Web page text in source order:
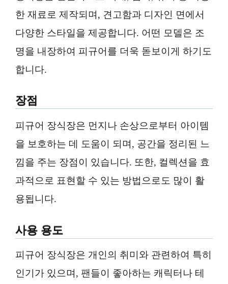
한 재료로 제작되며, 견고함과 디자인 면에서
다양한 스타일을 제공합니다. 어떤 모델은 조
명을 내장하여 피규어를 더욱 돋보이게 하기도
합니다.
장점
피규어 장식장은 먼지나 손상으로부터 아이템
을 보호하는 데 도움이 되며, 공간을 정리된 느
낌을 주는 장점이 있습니다. 또한, 컬렉션을 효
과적으로 표현할 수 있는 방법으로도 많이 활
용됩니다.
사용 용도
피규어 장식장은 개인의 취미와 관련하여 특히
인기가 있으며, 팬들이 좋아하는 캐릭터나 테